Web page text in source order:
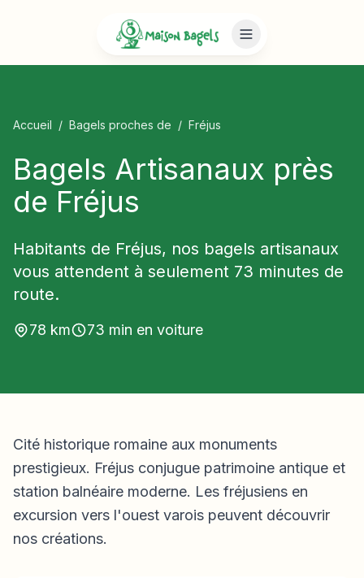
Accueil / Bagels proches de / Fréjus
Bagels Artisanaux près
de Fréjus
Habitants de Fréjus, nos bagels artisanaux
vous attendent à seulement 73 minutes de
route.
78 km 73 min en voiture
Cité historique romaine aux monuments
prestigieux. Fréjus conjugue patrimoine antique et
station balnéaire moderne. Les fréjusiens en
excursion vers l'ouest varois peuvent découvrir
nos créations.